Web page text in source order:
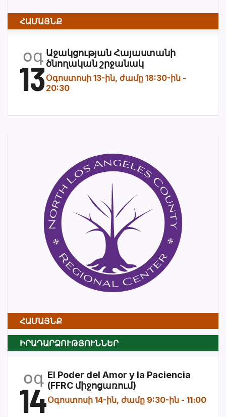
ՀԱՄԱՅՆՔ
օգ
13
Աջակցության Հայաստանի
ծնողական շրջանակ
Օգոստոսի 13-ին, ժամը 18:30-ին -
20:30
ՀԱՄԱՅՆՔ
ԻՐԱԴԱՐՁՈՒԹՅՈՒՆՆԵՐ
օգ
14
El Poder del Amor y la Paciencia
(FFRC միջոցառում)
Օգոստոսի 14-ին, ժամը 9:30-ին - 11։00